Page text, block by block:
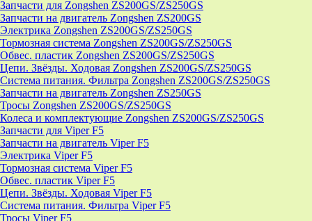
Запчасти для Zongshen ZS200GS/ZS250GS
Запчасти на двигатель Zongshen ZS200GS
Электрика Zongshen ZS200GS/ZS250GS
Тормозная система Zongshen ZS200GS/ZS250GS
Обвес. пластик Zongshen ZS200GS/ZS250GS
Цепи. Звёзды. Ходовая Zongshen ZS200GS/ZS250GS
Система питания. Фильтра Zongshen ZS200GS/ZS250GS
Запчасти на двигатель Zongshen ZS250GS
Тросы Zongshen ZS200GS/ZS250GS
Колеса и комплектующие Zongshen ZS200GS/ZS250GS
Запчасти для Viper F5
Запчасти на двигатель Viper F5
Электрика Viper F5
Тормозная система Viper F5
Обвес. пластик Viper F5
Цепи. Звёзды. Ходовая Viper F5
Система питания. Фильтра Viper F5
Тросы Viper F5